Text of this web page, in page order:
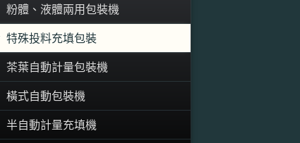
粉體、液體兩用包裝機
特殊投料充填包裝
茶葉自動計量包裝機
橫式自動包裝機
半自動計量充填機